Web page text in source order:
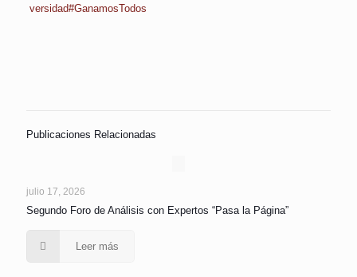
versidad#GanamosTodos
Publicaciones Relacionadas
julio 17, 2026
Segundo Foro de Análisis con Expertos “Pasa la Página”
Leer más